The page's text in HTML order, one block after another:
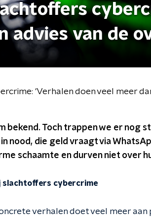
advies van de
'Verhalen doen veel meer
bekend. Toch trappen we er nog
nood, die geld vraagt via
schaamte en durven niet over
slachtoffers cybercrime
verhalen doet veel meer